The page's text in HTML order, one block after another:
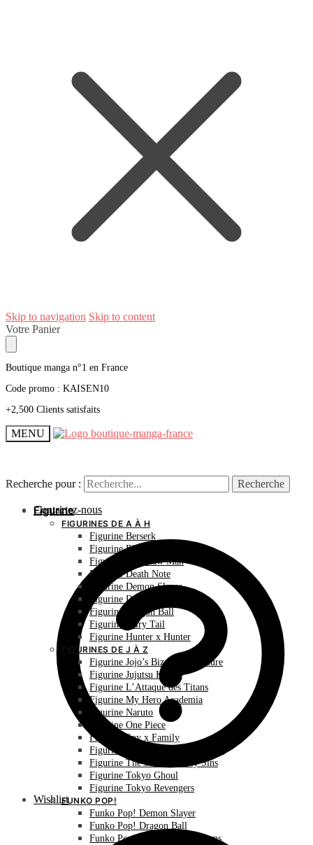
Skip to navigation Skip to content
Votre Panier
Boutique manga n°1 en France
Code promo : KAISEN10
+2,500 Clients satisfaits
MENU
Recherche pour : Recherche
Contactez-nous
Wishlist
Recherche pour : Recherche
Figurine
FIGURINES DE A À H
Figurine Berserk
Figurine Bleach
Figurine Chainsaw Man
Figurine Death Note
Figurine Demon Slayer
Figurine Dr Stone
Figurine Dragon Ball
Figurine Fairy Tail
Figurine Hunter x Hunter
FIGURINES DE J À Z
Figurine Jojo’s Bizarre Adventure
Figurine Jujutsu Kaisen
Figurine L’Attaque des Titans
Figurine My Hero Academia
Figurine Naruto
Figurine One Piece
Figurine Spy x Family
Figurine The Promised Neverland
Figurine The Seven Deadly Sins
Figurine Tokyo Ghoul
Figurine Tokyo Revengers
FUNKO POP!
Funko Pop! Demon Slayer
Funko Pop! Dragon Ball
Funko Pop! L’Attaque des Titans